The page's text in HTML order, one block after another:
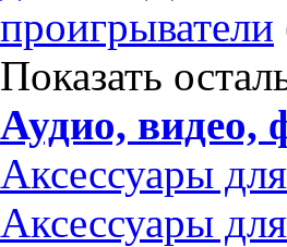
проигрыватели
Показать
Аудио, видео,
Аксессуары
Аксессуары